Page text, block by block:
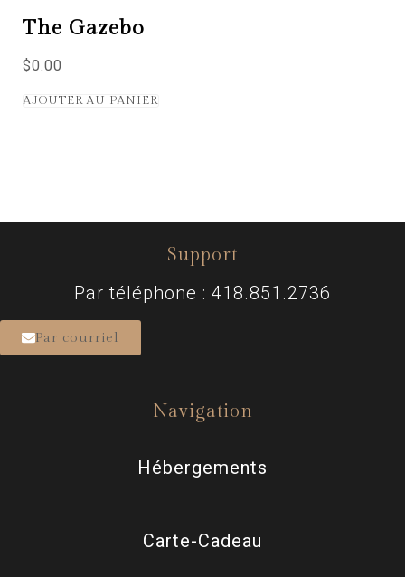
The Gazebo
$0.00
AJOUTER AU PANIER
Support
Par téléphone : 418.851.2736
Par courriel
Navigation
Hébergements
Carte-Cadeau